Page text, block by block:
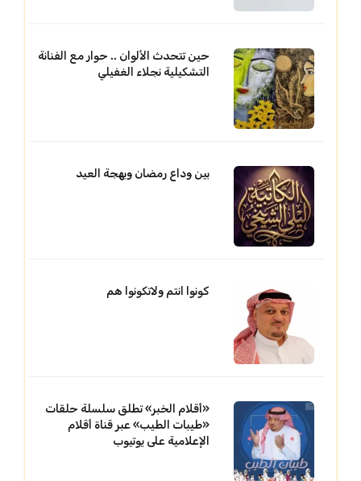
حين تتحدث الألوان .. حوار مع الفنانة
التشكيلية نجلاء الغفيلي
بين وداع رمضان وبهجة العيد
كونوا انتم ولاتكونوا هم
«أقلام الخبر» تطلق سلسلة حلقات
«طيبات الطيب» عبر قناة أقلام
الإعلامية على يوتيوب